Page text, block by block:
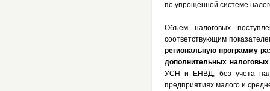
по упрощённой системе
Объём налоговых
соответствующим
региональную программу
дополнительных
УСН и ЕНВД, без учета
предприятиях малого и